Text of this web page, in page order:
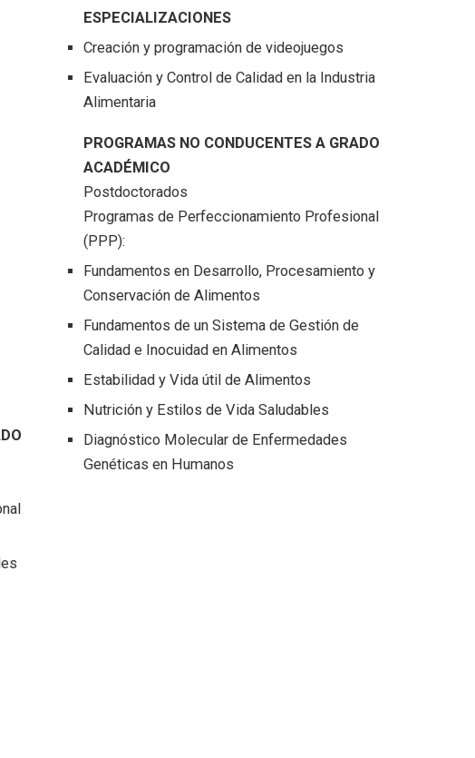
ESPECIALIZACIONES
Creación y programación de videojuegos
Evaluación y Control de Calidad en la Industria
Alimentaria
PROGRAMAS NO CONDUCENTES A GRADO
ACADÉMICO
Postdoctorados
Programas de Perfeccionamiento Profesional
(PPP):
Fundamentos en Desarrollo, Procesamiento y
Conservación de Alimentos
Fundamentos de un Sistema de Gestión de
Calidad e Inocuidad en Alimentos
Estabilidad y Vida útil de Alimentos
Nutrición y Estilos de Vida Saludables
Diagnóstico Molecular de Enfermedades
Genéticas en Humanos